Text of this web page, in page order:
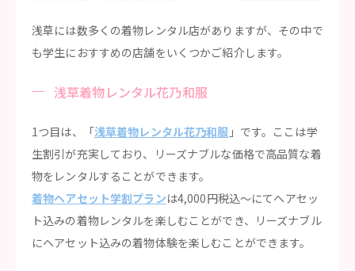
浅草には数多くの着物レンタル店がありますが、その中で
も学生におすすめの店舗をいくつかご紹介します。
浅草着物レンタル花乃和服
1つ目は、「浅草着物レンタル花乃和服 」です。ここは学
生割引が充実しており、リーズナブルな価格で高品質な着
物をレンタルすることができます。
着物ヘアセット学割プランは4,000円税込〜にてヘアセッ
ト込みの着物レンタルを楽しむことができ、リーズナブル
にヘアセット込みの着物体験を楽しむことができます。